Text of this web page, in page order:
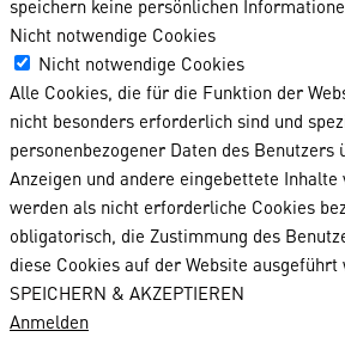
Nicht notwendige Cookies
Nicht notwendige Cookies
Alle Cookies, die für die Funktion der
nicht besonders erforderlich sind und
personenbezogener Daten des Benutzers
Anzeigen und andere eingebettete
werden als nicht erforderliche Cookies
obligatorisch, die Zustimmung des
diese Cookies auf der Website ausgeführt
SPEICHERN & AKZEPTIEREN
Anmelden